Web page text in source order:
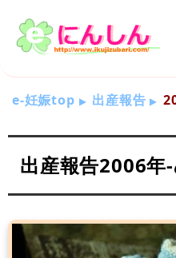
e-妊娠top 出産報告
出産報告2006年